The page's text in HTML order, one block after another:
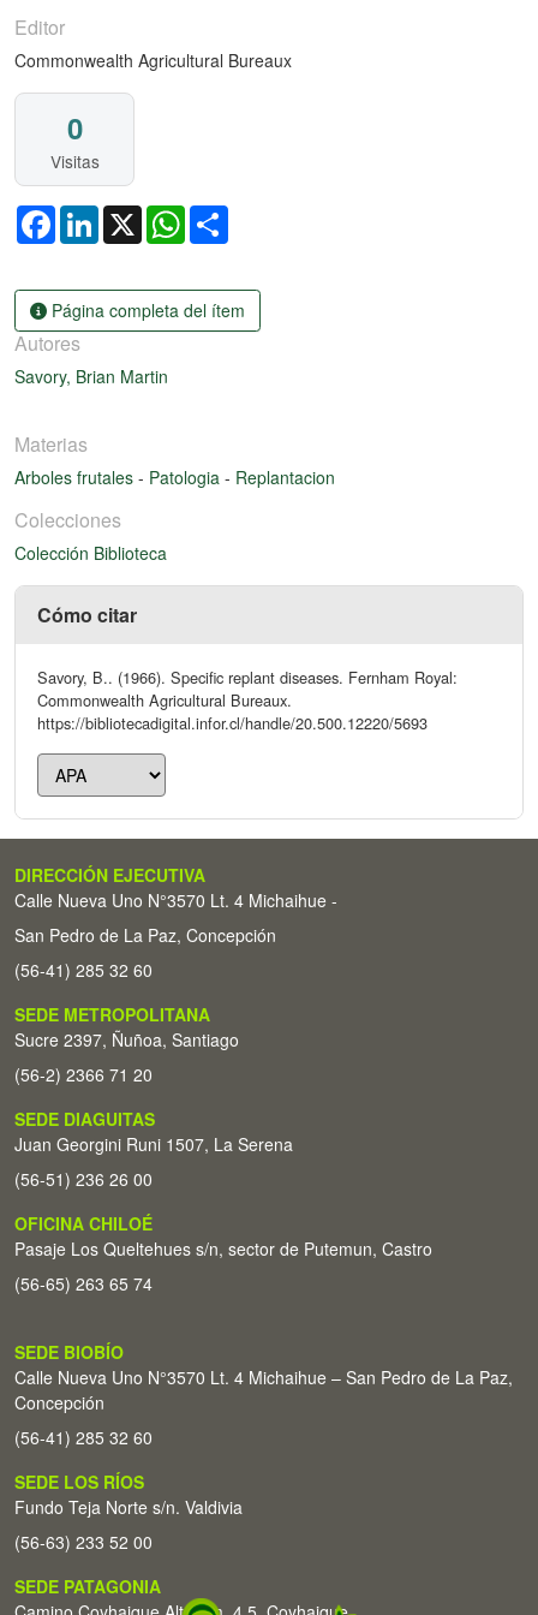
Editor
Commonwealth Agricultural Bureaux
0
Visitas
FacebookLinkedIn
X WhatsApp
Página completa del ítem
Autores
Savory, Brian Martin
Materias
Arboles frutales - Patologia - Replantacion
Colecciones
Colección Biblioteca
Cómo citar
Savory, B.. (1966). Specific replant diseases. Fernham Royal:
Commonwealth Agricultural Bureaux.
https://bibliotecadigital.infor.cl/handle/20.500.12220/5693
DIRECCIÓN EJECUTIVA
Calle Nueva Uno N°3570 Lt. 4 Michaihue -
San Pedro de La Paz, Concepción
(56-41) 285 32 60
SEDE METROPOLITANA
Sucre 2397, Ñuñoa, Santiago
(56-2) 2366 71 20
SEDE DIAGUITAS
Juan Georgini Runi 1507, La Serena
(56-51) 236 26 00
OFICINA CHILOÉ
Pasaje Los Queltehues s/n, sector de Putemun, Castro
(56-65) 263 65 74
SEDE BIOBÍO
Calle Nueva Uno N°3570 Lt. 4 Michaihue – San Pedro de La Paz,
Concepción
(56-41) 285 32 60
SEDE LOS RÍOS
Fundo Teja Norte s/n. Valdivia
(56-63) 233 52 00
SEDE PATAGONIA